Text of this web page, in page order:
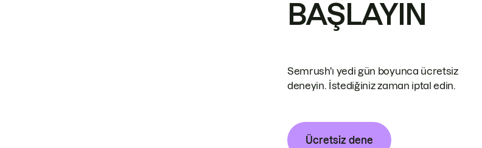
BAŞLAYIN
Semrush'ı yedi gün boyunca ücretsiz
deneyin. İstediğiniz zaman iptal edin.
Ücretsiz dene